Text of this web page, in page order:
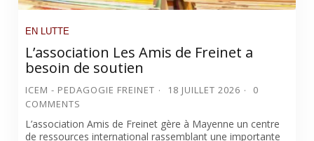
EN LUTTE
L’association Les Amis de Freinet a
besoin de soutien
ICEM - PEDAGOGIE FREINET 18 JUILLET 2026
0
COMMENTS
L’association Amis de Freinet gère à Mayenne un centre
de ressources international rassemblant une importante